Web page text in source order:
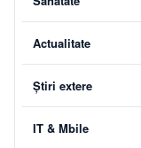
Actualitate
Știri extere
IT & Mbile